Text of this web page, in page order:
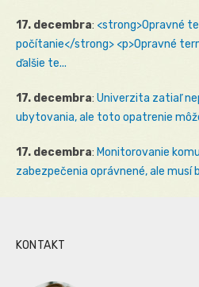
17. decembra: <strong>Opravné
počítanie</strong> <p>Opravné
ďalšie te...
17. decembra: Univerzita zatiaľ
ubytovania, ale toto opatrenie
17. decembra: Monitorovanie
zabezpečenia oprávnené, ale musí
KONTAKT